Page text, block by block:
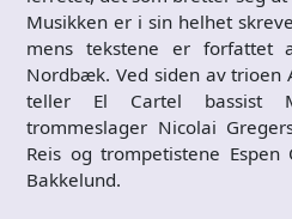
Musikken er i sin helhet
mens tekstene er forfattet
Nordbæk. Ved siden av trioen
teller El Cartel bassist
trommeslager Nicolai
Reis og trompetistene Espen
Bakkelund.